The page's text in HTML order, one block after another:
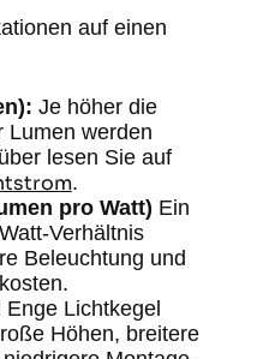
auf einen
Je höher die
Lumen werden
lesen Sie auf
.
pro Watt) Ein
Verhältnis
Beleuchtung und
Enge Lichtkegel
Höhen, breitere